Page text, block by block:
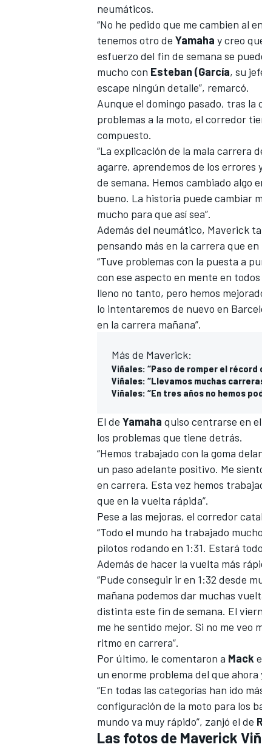
MÁS CATEGORÍAS
neumáticos.
“No he pedido que me cambien al
tenemos otro de Yamaha y creo
esfuerzo del fin de semana se
mucho con Esteban (García, su
escape ningún detalle”, remarcó.
Aunque el domingo pasado, tras la
problemas a la moto, el corredor
compuesto.
“La explicación de la mala carrera
agarre, aprendemos de los errores
de semana. Hemos cambiado algo
bueno. La historia puede cambiar
mucho para que así sea”.
Además del neumático, Maverick
pensando más en la carrera que
“Tuve problemas con la puesta a
con ese aspecto en mente en
lleno no tanto, pero hemos
lo intentaremos de nuevo en
en la carrera mañana”.
Más de Maverick:
Viñales: “Paso de romper el
Viñales: “Llevamos muchas
Viñales: “En tres años no hemos
El de Yamaha quiso centrarse en
los problemas que tiene detrás.
“Hemos trabajado con la goma
un paso adelante positivo. Me
en carrera. Esta vez hemos
que en la vuelta rápida”.
Pese a las mejoras, el corredor
“Todo el mundo ha trabajado
pilotos rodando en 1:31. Estará
Además de hacer la vuelta más
“Pude conseguir ir en 1:32 desde
mañana podemos dar muchas
distinta este fin de semana. El
me he sentido mejor. Si no me veo
ritmo en carrera”.
Por último, le comentaron a Mack
un enorme problema del que ahora
“En todas las categorías han ido
configuración de la moto para los
mundo va muy rápido”, zanjó el de
Las fotos de Maverick